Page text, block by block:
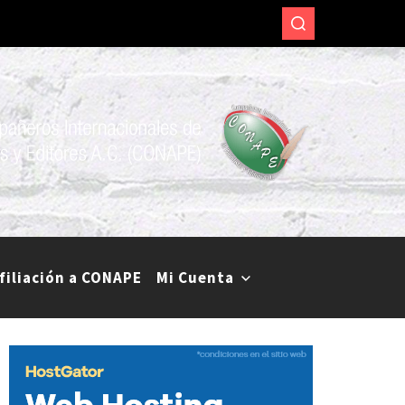
periodistas de diversos medios de comunicación.
a CONAPE Mi Cuenta